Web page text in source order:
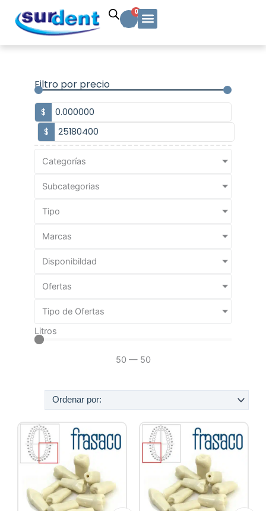
contenido
0
Carrito
Filtro por precio
$
$
Categorías
Subcategorias
Tipo
Marcas
Disponibildad
Ofertas
Tipo de Ofertas
Litros
50 — 50